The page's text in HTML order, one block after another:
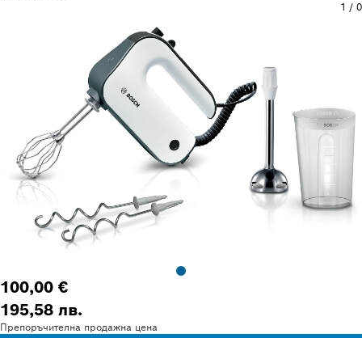
1 / 0
100,00 €
195,58 лв.
Препоръчителна продажна цена